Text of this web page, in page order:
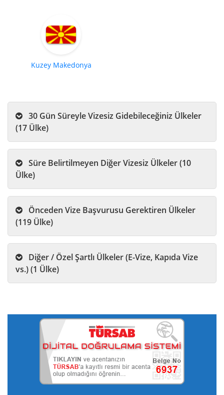
Kuzey Makedonya
(17 Ülke)
Ülke)
(119 Ülke)
vs.) (1 Ülke)